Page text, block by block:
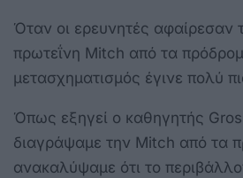
Όταν οι ερευνητές αφαίρεσαν
πρωτεΐνη Mitch από τα
μετασχηματισμός έγινε πολύ
Όπως εξηγεί ο καθηγητής
διαγράψαμε την Mitch από τα
ανακαλύψαμε ότι το